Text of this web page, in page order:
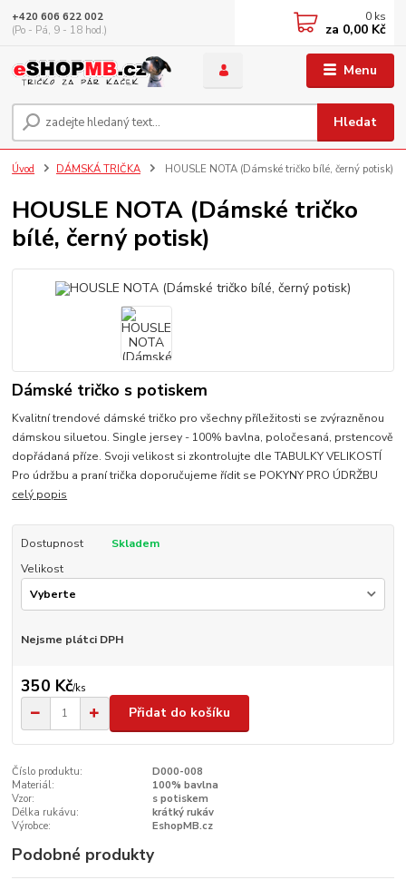
Menu
Hledat
+420 606 622 002
(Po - Pá, 9 - 18 hod.)
0 ks
za 0,00 Kč
Úvod DÁMSKÁ TRIČKA HOUSLE NOTA (Dámské tričko bílé, černý potisk)
HOUSLE NOTA (Dámské tričko
bílé, černý potisk)
Dámské tričko s potiskem
Kvalitní trendové dámské tričko pro všechny příležitosti se zvýrazněnou
dámskou siluetou. Single jersey - 100% bavlna, poločesaná, prstencově
dopřádaná příze. Svoji velikost si zkontrolujte dle TABULKY VELIKOSTÍ
Pro údržbu a praní trička doporučujeme řídit se POKYNY PRO ÚDRŽBU
celý popis
Dostupnost
Skladem
Velikost
Nejsme plátci DPH
350 Kč/ks
Přidat do košíku
Číslo produktu:
D000-008
Materiál:
100% bavlna
Vzor:
s potiskem
Délka rukávu:
krátký rukáv
Výrobce:
EshopMB.cz
Podobné produkty